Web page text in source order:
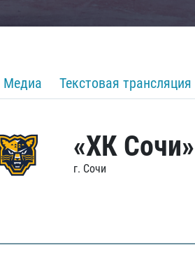
Медиа Текстовая трансляция
«ХК Сочи»
г. Сочи